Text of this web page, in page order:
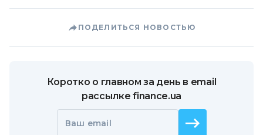
ПОДЕЛИТЬСЯ НОВОСТЬЮ
Коротко о главном за день в email
рассылке finance.ua
Ваш email